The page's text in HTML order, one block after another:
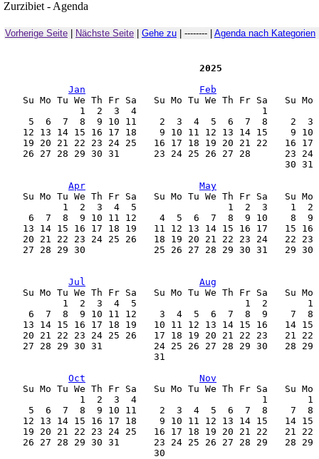
Zurzibiet - Agenda
Vorherige Seite Nächste Seite Gehe zu | -------- | Agenda nach Kategorien
                                   2025
Jan
Feb
Su Mo Tu We Th Fr Sa   Su Mo Tu We Th Fr Sa   Su Mo
1  2  3  4                      1
5  6  7  8  9 10 11    2  3  4  5  6  7  8    2  3
12 13 14 15 16 17 18    9 10 11 12 13 14 15    9 10
19 20 21 22 23 24 25   16 17 18 19 20 21 22   16 17
26 27 28 29 30 31      23 24 25 26 27 28      23 24
Apr
May
Su Mo Tu We Th Fr Sa   Su Mo Tu We Th Fr Sa   Su Mo
1  2  3  4  5                1  2  3    1  2
6  7  8  9 10 11 12    4  5  6  7  8  9 10    8  9
13 14 15 16 17 18 19   11 12 13 14 15 16 17   15 16
20 21 22 23 24 25 26   18 19 20 21 22 23 24   22 23
27 28 29 30            25 26 27 28 29
Jul
Aug
Su Mo Tu We Th Fr Sa   Su Mo Tu We Th Fr Sa   Su Mo
1  2  3  4  5                   1  2       1
6  7  8  9 10 11 12    3  4  5  6  7  8  9    7  8
13 14 15 16 17 18 19   10 11 12 13 14 15 16   14 15
20 21 22 23 24 25 26   17 18 19 20 21 22 23   21 22
27 28 29 30 31         24 25 26 27 28 29
Oct
Nov
Su Mo Tu We Th Fr Sa   Su Mo Tu We Th Fr Sa   Su Mo
1  2  3  4                      1       1
5  6  7  8  9 10 11    2  3  4  5  6  7  8    7  8
12 13 14 15 16 17 18    9 10 11 12 13 14 15   14 15
19 20 21 22 23 24 25   16 17 18 19 20 21 22   21 22
26 27 28 29 30 31      23 24 25 26 27 28 29